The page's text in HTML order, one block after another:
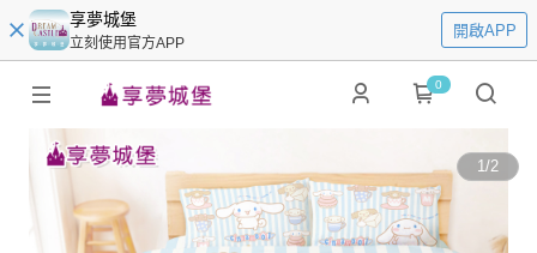
享夢城堡
立刻使用官方APP
開啟APP
0
1/2